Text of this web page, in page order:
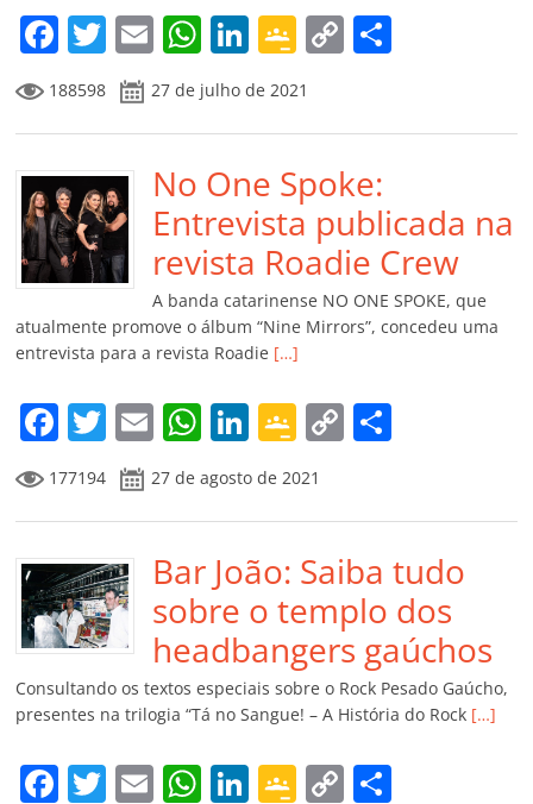
m
F
a
c
e
b
o
o
k
T
w
itt
er
E
m
ai
l
W
h
at
s
A
p
p
Li
n
k
e
dI
n
G
o
o
gl
e
Cl
a
ss
ro
o
m
C
y
Li
n
k
p
til
h
ar
188598 27 de julho de 2021
No One Spoke:
Entrevista publicada na
revista Roadie Crew
A banda catarinense NO ONE SPOKE, que
atualmente promove o álbum “Nine Mirrors”, concedeu uma
entrevista para a revista Roadie […]
F
a
c
e
b
o
o
k
T
w
itt
er
E
m
ai
l
W
at
s
A
p
p
Li
n
k
e
dI
n
G
o
o
gl
e
Cl
a
ss
ro
o
C
y
Li
n
k
p
ar
til
h
ar
177194 27 de agosto de 2021
Bar João: Saiba tudo
sobre o templo dos
headbangers gaúchos
Consultando os textos especiais sobre o Rock Pesado Gaúcho,
presentes na trilogia “Tá no Sangue! – A História do Rock […]
F T E W Li G C